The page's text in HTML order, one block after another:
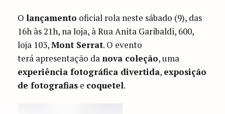
Olançamento oficial rola neste sábado (9), das
16h às 21h, na loja, à Rua Anita Garibaldi, 600,
loja 103,Mont Serrat. O evento
terá apresentação danova coleção, uma
experiência fotográfica divertida, exposição
de fotografias e coquetel.